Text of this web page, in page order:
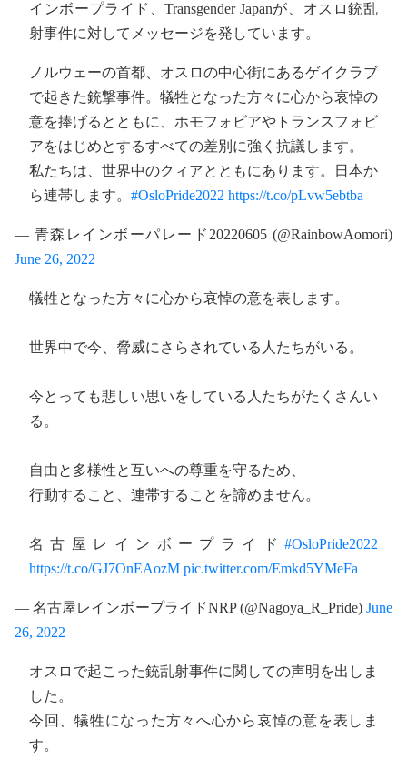
インボープライド、Transgender Japanが、オスロ銃乱
射事件に対してメッセージを発しています。
ノルウェーの首都、オスロの中心街にあるゲイクラブ
で起きた銃撃事件。犠牲となった方々に心から哀悼の
意を捧げるとともに、ホモフォビアやトランスフォビ
アをはじめとするすべての差別に強く抗議します。
私たちは、世界中のクィアとともにあります。日本か
ら連帯します。 #OsloPride2022 https://t.co/pLvw5ebtba
— 青森レインボーパレード20220605 (@RainbowAomori)
June 26, 2022
犠牲となった方々に心から哀悼の意を表します。
世界中で今、脅威にさらされている人たちがいる。
今とっても悲しい思いをしている人たちがたくさんい
る。
自由と多様性と互いへの尊重を守るため、
行動すること、連帯することを諦めません。
名古屋レインボープライド #OsloPride2022
https://t.co/GJ7OnEAozM pic.twitter.com/Emkd5YMeFa
— 名古屋レインボープライドNRP (@Nagoya_R_Pride) June
26, 2022
オスロで起こった銃乱射事件に関しての声明を出しま
した。
今回、犠牲になった方々へ心から哀悼の意を表しま
す。